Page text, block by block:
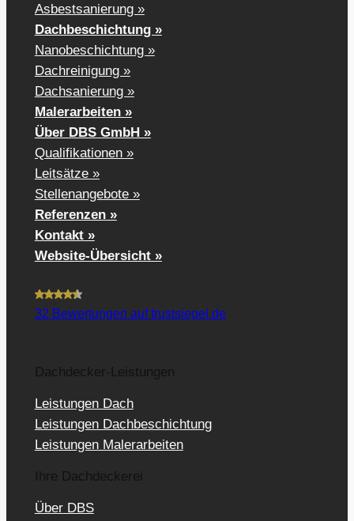
Asbestsanierung »
Dachbeschichtung »
Nanobeschichtung »
Dachreinigung »
Dachsanierung »
Malerarbeiten »
Über DBS GmbH »
Qualifikationen »
Leitsätze »
Stellenangebote »
Referenzen »
Kontakt »
Website-Übersicht »
32 Bewertungen auf trustsiegel.de
Dachdecker-Leistungen
Leistungen Dach
Leistungen Dachbeschichtung
Leistungen Malerarbeiten
Ihre Dachdeckerei
Über DBS